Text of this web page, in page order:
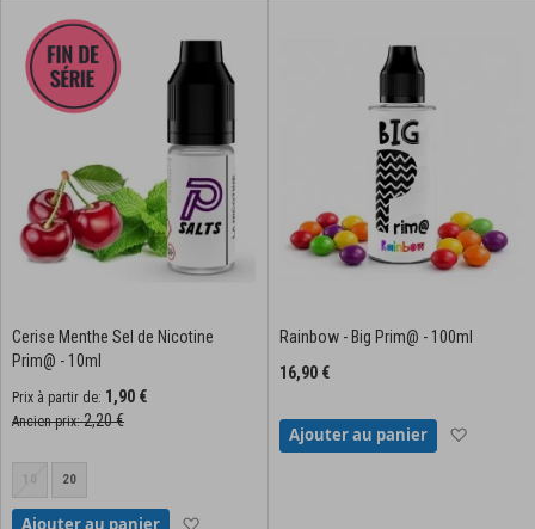
Cerise Menthe Sel de Nicotine
Prim@ - 10ml
Prix à partir de 1,90 €
Ancien prix 2,20 €
10 20
Ajouter au panier
Rainbow - Big Prim@ - 100ml
16,90 €
Ajouter au panier